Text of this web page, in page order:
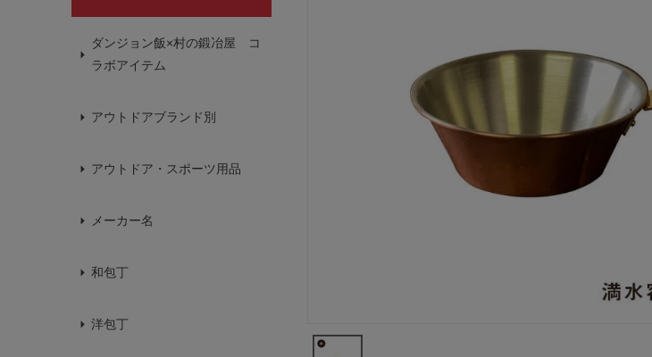
ダンジョン飯×村の鍛冶屋 コ
ラボアイテム
アウトドアブランド別
アウトドア・スポーツ用品
メーカー名
和包丁
洋包丁